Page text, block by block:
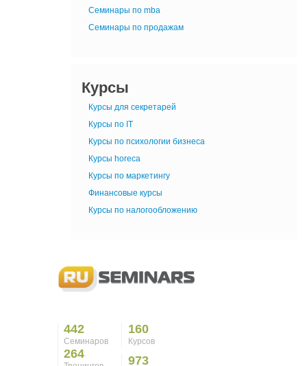
Семинары по mba
Семинары по продажам
Курсы
Курсы для секретарей
Курсы по IT
Курсы по психологии бизнеса
Курсы horeca
Курсы по маркетингу
Финансовые курсы
Курсы по налогообложению
442
Семинаров
160
Курсов
264 973